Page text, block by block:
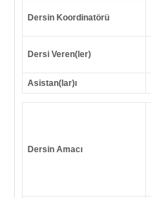
Dersin Koordinatörü
Dersi Veren(ler)
Asistan(lar)ı
Dersin Amacı